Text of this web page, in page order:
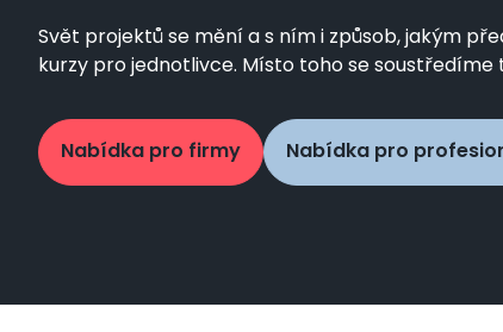
Svět projektů se mění a s ním i způsob, jakým
kurzy pro jednotlivce. Místo toho se
Nabídka pro firmy Nabídka pro